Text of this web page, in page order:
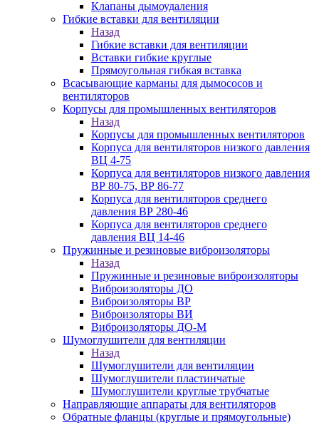
Клапаны дымоудаления
Гибкие вставки для вентиляции
Назад
Гибкие вставки для вентиляции
Вставки гибкие круглые
Прямоугольная гибкая вставка
Всасывающие карманы для дымососов и
вентиляторов
Корпусы для промышленных вентиляторов
Назад
Корпусы для промышленных вентиляторов
Корпуса для вентиляторов низкого давления
ВЦ 4-75
Корпуса для вентиляторов низкого давления
ВР 80-75, ВР 86-77
Корпуса для вентиляторов среднего
давления ВР 280-46
Корпуса для вентиляторов среднего
давления ВЦ 14-46
Пружинные и резиновые виброизоляторы
Назад
Пружинные и резиновые виброизоляторы
Виброизоляторы ДО
Виброизоляторы ВР
Виброизоляторы ВИ
Виброизоляторы ДО-М
Шумоглушители для вентиляции
Назад
Шумоглушители для вентиляции
Шумоглушители пластинчатые
Шумоглушители круглые трубчатые
Направляющие аппараты для вентиляторов
Обратные фланцы (круглые и прямоугольные)